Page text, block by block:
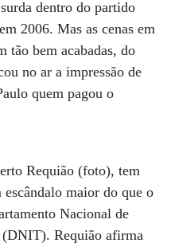
dentro do partido
2006. Mas as cenas em
tão bem acabadas, do
no ar a impressão de
quem pagou o
Requião (foto), tem
maior do que o
Nacional de
(DNIT). Requião afirma